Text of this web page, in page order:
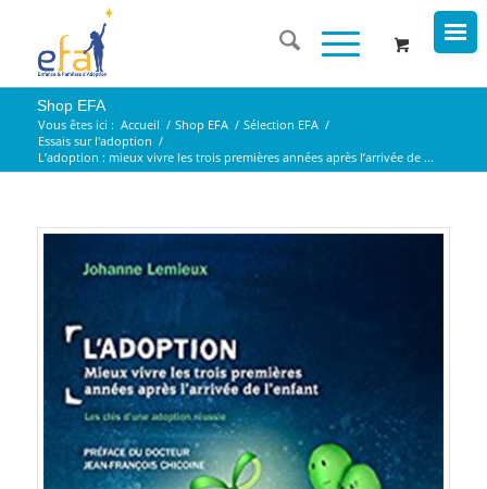
Shop EFA
Vous êtes ici : Accueil / Shop EFA / Sélection EFA /
Essais sur l'adoption /
L’adoption : mieux vivre les trois premières années après l’arrivée de ...